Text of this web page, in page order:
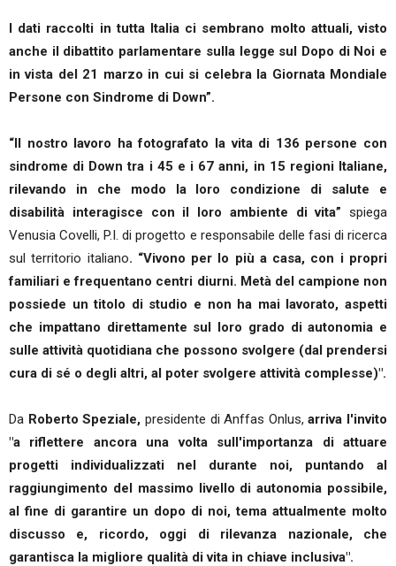
I dati raccolti in tutta Italia ci sembrano molto attuali, visto
anche il dibattito parlamentare sulla legge sul Dopo di Noi e
in vista del 21 marzo in cui si celebra la Giornata Mondiale
Persone con Sindrome di Down”.
“Il nostro lavoro ha fotografato la vita di 136 persone con
sindrome di Down tra i 45 e i 67 anni, in 15 regioni Italiane,
rilevando in che modo la loro condizione di salute e
disabilità interagisce con il loro ambiente di vita” spiega
Venusia Covelli, P.I. di progetto e responsabile delle fasi di ricerca
sul territorio italiano. “Vivono per lo più a casa, con i propri
familiari e frequentano centri diurni. Metà del campione non
possiede un titolo di studio e non ha mai lavorato, aspetti
che impattano direttamente sul loro grado di autonomia e
sulle attività quotidiana che possono svolgere (dal prendersi
cura di sé o degli altri, al poter svolgere attività complesse)".
Da Roberto Speziale, presidente di Anffas Onlus,arriva l'invito
"a riflettere ancora una volta sull'importanza di attuare
progetti individualizzati nel durante noi, puntando al
raggiungimento del massimo livello di autonomia possibile,
al fine di garantire un dopo di noi, tema attualmente molto
discusso e, ricordo, oggi di rilevanza nazionale, che
garantisca la migliore qualità di vita in chiave inclusiva".